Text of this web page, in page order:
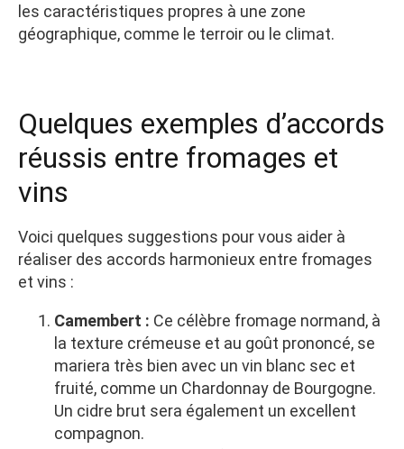
les caractéristiques propres à une zone
géographique, comme le terroir ou le climat.
Quelques exemples d’accords
réussis entre fromages et
vins
Voici quelques suggestions pour vous aider à
réaliser des accords harmonieux entre fromages
et vins :
Camembert : Ce célèbre fromage normand, à
la texture crémeuse et au goût prononcé, se
mariera très bien avec un vin blanc sec et
fruité, comme un Chardonnay de Bourgogne.
Un cidre brut sera également un excellent
compagnon.